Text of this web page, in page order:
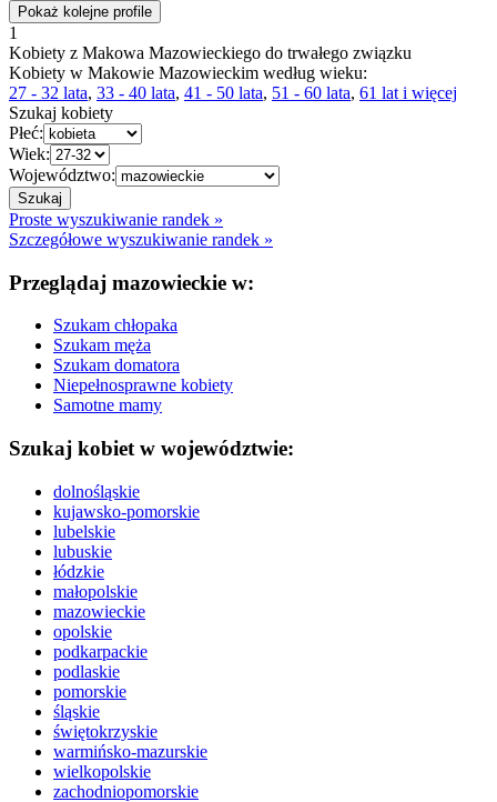
Pokaż kolejne profile
1
Kobiety z Makowa Mazowieckiego do trwałego związku
Kobiety w Makowie Mazowieckim według wieku:
27 - 32 lata, 33 - 40 lata, 41 - 50 lata, 51 - 60 lata, 61 lat i więcej
Szukaj kobiety
Płeć:
Wiek:
Województwo:
Proste wyszukiwanie randek »
Szczegółowe wyszukiwanie randek »
Przeglądaj mazowieckie w:
Szukam chłopaka
Szukam męża
Szukam domatora
Niepełnosprawne kobiety
Samotne mamy
Szukaj kobiet w województwie:
dolnośląskie
kujawsko-pomorskie
lubelskie
lubuskie
łódzkie
małopolskie
mazowieckie
opolskie
podkarpackie
podlaskie
pomorskie
śląskie
świętokrzyskie
warmińsko-mazurskie
wielkopolskie
zachodniopomorskie